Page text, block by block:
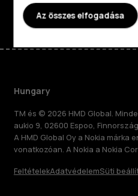
FacebookInstagram
Tiktok
Hungary
TM és © 2026 HMD Global.
aukio 9, 02600 Espoo,
A HMD Global Oy a Nokia márka
vonatkozóan. A Nokia a Nokia
FeltételekAdatvédelemSüti
Az összes elfogadása